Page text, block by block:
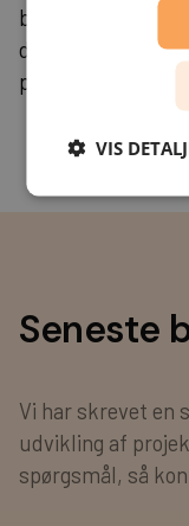
best practices fra
der matcher jeres
projektomfang.
Seneste
Vi har skrevet
udvikling af
spørgsmål, så
VIS